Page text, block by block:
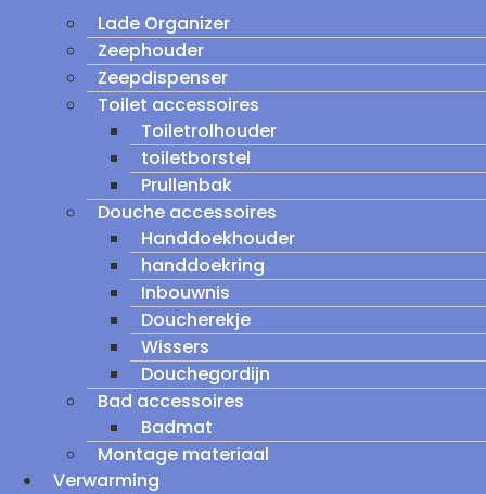
Lade Organizer
Zeephouder
Zeepdispenser
Toilet accessoires
Toiletrolhouder
toiletborstel
Prullenbak
Douche accessoires
Handdoekhouder
handdoekring
Inbouwnis
Doucherekje
Wissers
Douchegordijn
Bad accessoires
Badmat
Montage materiaal
Verwarming